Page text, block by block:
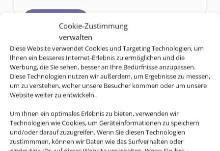
Cookie-Zustimmung
verwalten
Diese Website verwendet Cookies und Targeting Technologien, um
Ihnen ein besseres Internet-Erlebnis zu ermöglichen und die
Werbung, die Sie sehen, besser an Ihre Bedürfnisse anzupassen.
Diese Technologien nutzen wir außerdem, um Ergebnisse zu messen,
um zu verstehen, woher unsere Besucher kommen oder um unsere
Website weiter zu entwickeln.
Um Ihnen ein optimales Erlebnis zu bieten, verwenden wir
Technologien wie Cookies, um Geräteinformationen zu speichern
und/oder darauf zuzugreifen. Wenn Sie diesen Technologien
zustimmmen, können wir Daten wie das Surfverhalten oder
China Eastern
AGB
GEPÄCK